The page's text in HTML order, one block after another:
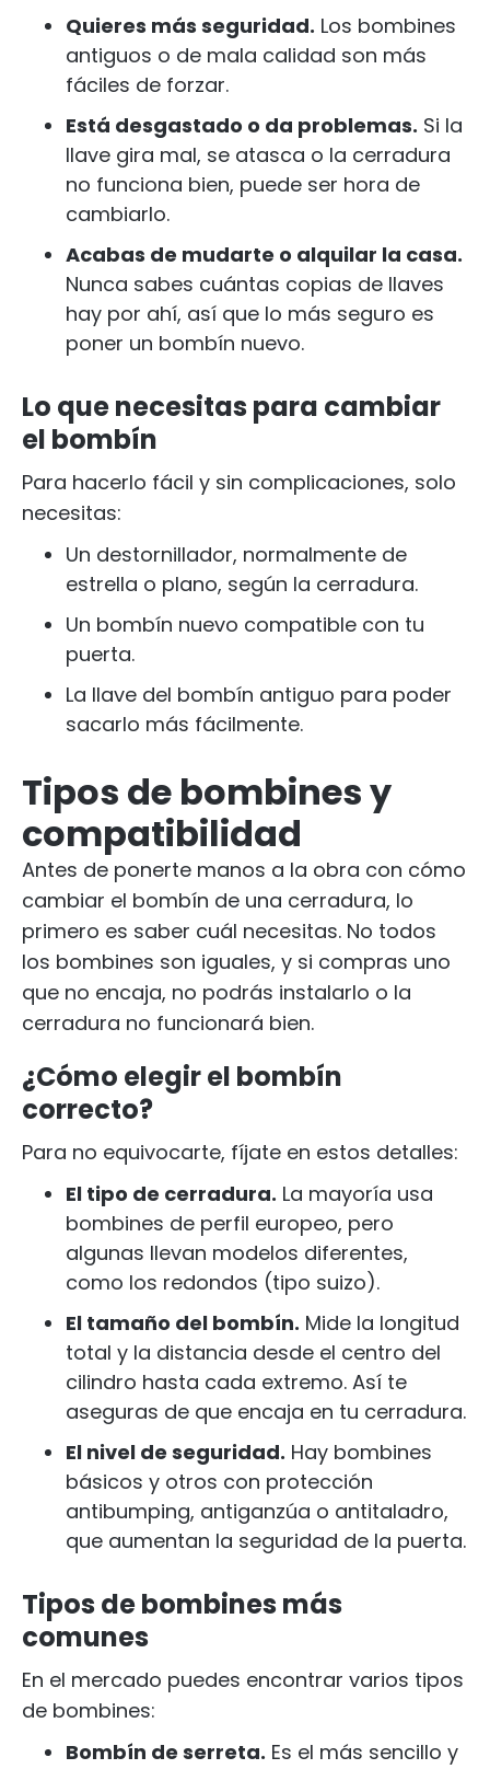
Quieres más seguridad. Los bombines
antiguos o de mala calidad son más
fáciles de forzar.
Está desgastado o da problemas. Si la
llave gira mal, se atasca o la cerradura
no funciona bien, puede ser hora de
cambiarlo.
Acabas de mudarte o alquilar la casa.
Nunca sabes cuántas copias de llaves
hay por ahí, así que lo más seguro es
poner un bombín nuevo.
Lo que necesitas para cambiar
el bombín
Para hacerlo fácil y sin complicaciones, solo
necesitas:
Un destornillador, normalmente de
estrella o plano, según la cerradura.
Un bombín nuevo compatible con tu
puerta.
La llave del bombín antiguo para poder
sacarlo más fácilmente.
Tipos de bombines y
compatibilidad
Antes de ponerte manos a la obra con cómo
cambiar el bombín de una cerradura, lo
primero es saber cuál necesitas. No todos
los bombines son iguales, y si compras uno
que no encaja, no podrás instalarlo o la
cerradura no funcionará bien.
¿Cómo elegir el bombín
correcto?
Para no equivocarte, fíjate en estos detalles:
El tipo de cerradura. La mayoría usa
bombines de perfil europeo, pero
algunas llevan modelos diferentes,
como los redondos (tipo suizo).
El tamaño del bombín. Mide la longitud
total y la distancia desde el centro del
cilindro hasta cada extremo. Así te
aseguras de que encaja en tu cerradura.
El nivel de seguridad. Hay bombines
básicos y otros con protección
antibumping, antiganzúa o antitaladro,
que aumentan la seguridad de la puerta.
Tipos de bombines más
comunes
En el mercado puedes encontrar varios tipos
de bombines:
Bombín de serreta. Es el más sencillo y